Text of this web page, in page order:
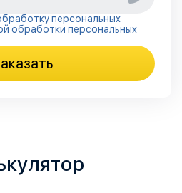
персональных
обработки персональных